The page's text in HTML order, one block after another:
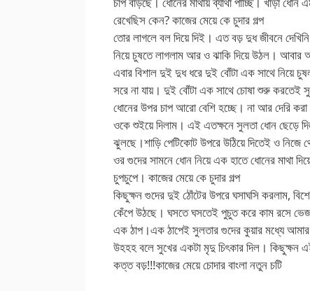
রেখেছিস কেন? কাজের মেয়ে কে চুদার গল্প
তোর লাগলে বল দিয়ে দিই। এত বড় দুধ জীবনে
নিয়ে চুষতে লাগলাম আর ও ঝাকি দিয়ে উঠল।
এবার বিশাল দুই দুধ ধরে দুই বোঁটা এক সাথে নিয়ে
সরে না যায়। দুই বোঁটা এক সাথে চোষা শুরু
ধোনের উপর চাপ আরো বেশি হচ্ছে। না আর দেরি করা
ওকে শুইয়ে দিলাম। এই এতক্ষনে সুলতা ধোন ছেড়ে
ঝুলছে।শাড়ি পেটিকোট উপরে উঠিয়ে দিতেই ও নিজে
ওর গুদের সামনে ধোন নিয়ে এক হাতে ধোনের মাথা
চুপচুপে। কাজের মেয়ে কে চুদার গল্প
কিছুক্ষন গুদের দুই ঠোঁটের উপরে ঘসাঘসি করলাম,
কেঁপে উঠছে। ঘসতে ঘসতেই পুচুত করে কাম রসে
এক ঠাপ।এক ঠাপেই সুলতার গুদের কুয়ার মধ্যে
উহহহ বলে সুখের একটা মৃদু চিৎকার দিল। কিছুক্ষন
কত্ত বড়!!!কাজের মেয়ে চোদার বাংলা নতুন চটি